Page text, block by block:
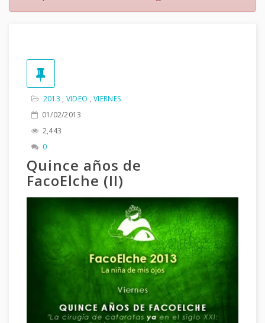
2013 , VIDEO ,VIERNES
01/02/2013
2,443
0
Quince años de
FacoElche (II)